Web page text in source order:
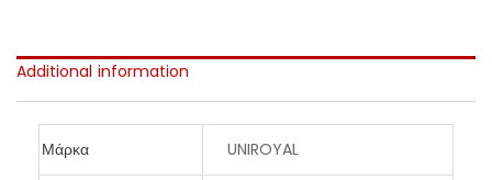
Additional information
Μάρκα UNIROYAL